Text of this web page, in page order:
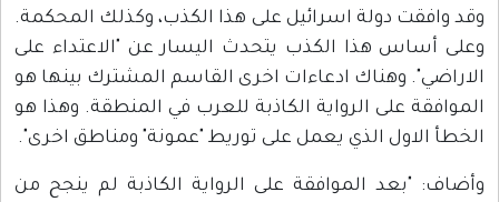
وقد وافقت دولة اسرائيل على هذا الكذب، وكذلك المحكمة.
وعلى أساس هذا الكذب يتحدث اليسار عن "الاعتداء على
الاراضي". وهناك ادعاءات اخرى القاسم المشترك بينها هو
الموافقة على الرواية الكاذبة للعرب في المنطقة. وهذا هو
الخطأ الاول الذي يعمل على توريط "عمونة" ومناطق اخرى".
وأضاف: "بعد الموافقة على الرواية الكاذبة لم ينجح من